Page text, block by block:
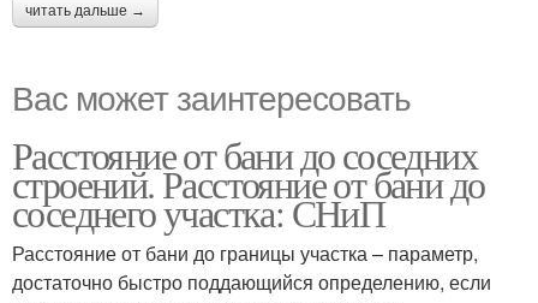
читать дальше →
Вас может заинтересовать
Расстояние от бани до соседних
строений. Расстояние от бани до
соседнего участка: СНиП
Расстояние от бани до границы участка – параметр,
достаточно быстро поддающийся определению, если